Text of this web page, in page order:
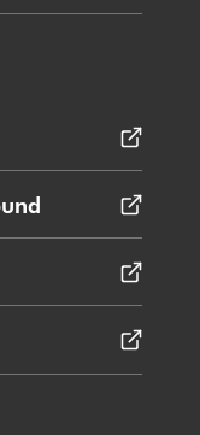
Öppnas
i